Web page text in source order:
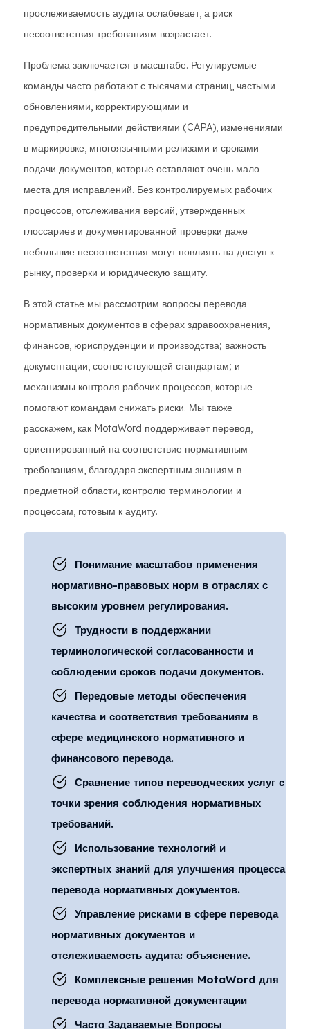
прослеживаемость аудита ослабевает, а риск
несоответствия требованиям возрастает.
Проблема заключается в масштабе. Регулируемые
команды часто работают с тысячами страниц, частыми
обновлениями, корректирующими и
предупредительными действиями (CAPA), изменениями
в маркировке, многоязычными релизами и сроками
подачи документов, которые оставляют очень мало
места для исправлений. Без контролируемых рабочих
процессов, отслеживания версий, утвержденных
глоссариев и документированной проверки даже
небольшие несоответствия могут повлиять на доступ к
рынку, проверки и юридическую защиту.
В этой статье мы рассмотрим вопросы перевода
нормативных документов в сферах здравоохранения,
финансов, юриспруденции и производства; важность
документации, соответствующей стандартам; и
механизмы контроля рабочих процессов, которые
помогают командам снижать риски. Мы также
расскажем, как MotaWord поддерживает перевод,
ориентированный на соответствие нормативным
требованиям, благодаря экспертным знаниям в
предметной области, контролю терминологии и
процессам, готовым к аудиту.
Понимание масштабов применения
нормативно-правовых норм в отраслях с
высоким уровнем регулирования.
Трудности в поддержании
терминологической согласованности и
соблюдении сроков подачи документов.
Передовые методы обеспечения
качества и соответствия требованиям в
сфере медицинского нормативного и
финансового перевода.
Сравнение типов переводческих услуг с
точки зрения соблюдения нормативных
требований.
Использование технологий и
экспертных знаний для улучшения процесса
перевода нормативных документов.
Управление рисками в сфере перевода
нормативных документов и
отслеживаемость аудита: объяснение.
Комплексные решения MotaWord для
перевода нормативной документации
Часто Задаваемые Вопросы